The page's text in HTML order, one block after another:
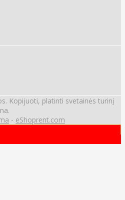
Kopijuoti, platinti svetainės turinį
- eShoprent.com